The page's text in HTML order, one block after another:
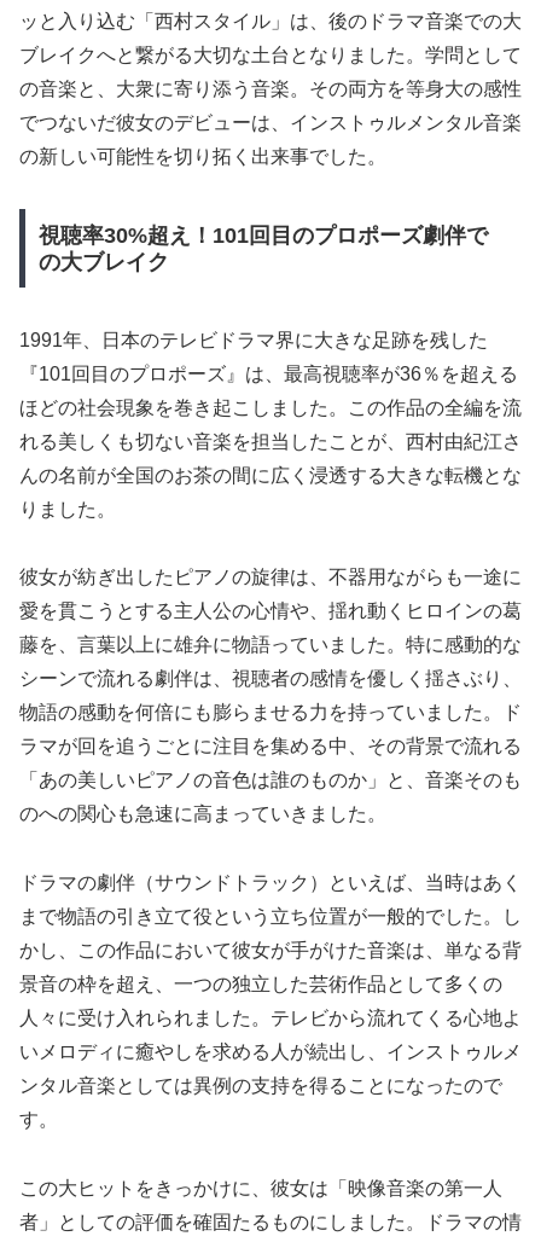
ッと入り込む「西村スタイル」は、後のドラマ音楽での大
ブレイクへと繋がる大切な土台となりました。学問として
の音楽と、大衆に寄り添う音楽。その両方を等身大の感性
でつないだ彼女のデビューは、インストゥルメンタル音楽
の新しい可能性を切り拓く出来事でした。
視聴率30%超え！101回目のプロポーズ劇伴で
の大ブレイク
1991年、日本のテレビドラマ界に大きな足跡を残した
『101回目のプロポーズ』は、最高視聴率が36％を超える
ほどの社会現象を巻き起こしました。この作品の全編を流
れる美しくも切ない音楽を担当したことが、西村由紀江さ
んの名前が全国のお茶の間に広く浸透する大きな転機とな
りました。
彼女が紡ぎ出したピアノの旋律は、不器用ながらも一途に
愛を貫こうとする主人公の心情や、揺れ動くヒロインの葛
藤を、言葉以上に雄弁に物語っていました。特に感動的な
シーンで流れる劇伴は、視聴者の感情を優しく揺さぶり、
物語の感動を何倍にも膨らませる力を持っていました。ド
ラマが回を追うごとに注目を集める中、その背景で流れる
「あの美しいピアノの音色は誰のものか」と、音楽そのも
のへの関心も急速に高まっていきました。
ドラマの劇伴（サウンドトラック）といえば、当時はあく
まで物語の引き立て役という立ち位置が一般的でした。し
かし、この作品において彼女が手がけた音楽は、単なる背
景音の枠を超え、一つの独立した芸術作品として多くの
人々に受け入れられました。テレビから流れてくる心地よ
いメロディに癒やしを求める人が続出し、インストゥルメ
ンタル音楽としては異例の支持を得ることになったので
す。
この大ヒットをきっかけに、彼女は「映像音楽の第一人
者」としての評価を確固たるものにしました。ドラマの情